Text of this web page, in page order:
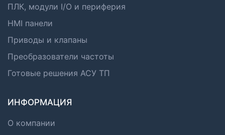
ПЛК, модули I/O и периферия
HMI панели
Приводы и клапаны
Преобразователи частоты
Готовые решения АСУ ТП
ИНФОРМАЦИЯ
О компании